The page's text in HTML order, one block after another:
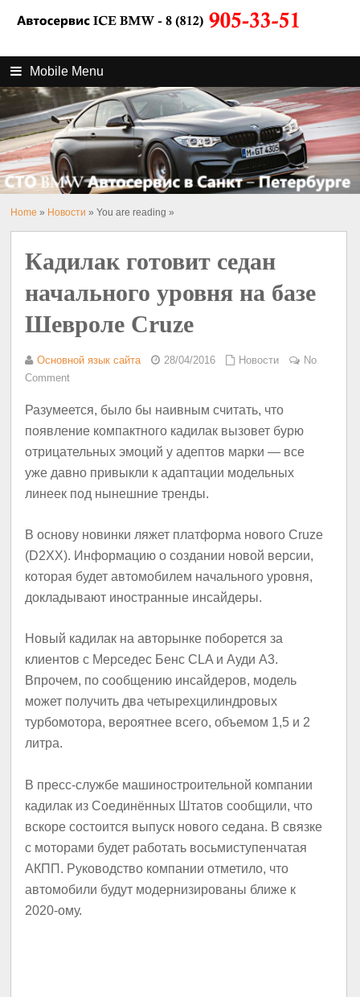
Mobile Menu
Home » Новости » You are reading »
Кадилак готовит седан
начального уровня на базе
Шевроле Cruze
Основной язык сайта 28/04/2016 Новости
No
Comment
Разумеется, было бы наивным считать, что
появление компактного кадилак вызовет бурю
отрицательных эмоций у адептов марки — все
уже давно привыкли к адаптации модельных
линеек под нынешние тренды.
В основу новинки ляжет платформа нового Cruze
(D2XX). Информацию о создании новой версии,
которая будет автомобилем начального уровня,
докладывают иностранные инсайдеры.
Новый кадилак на авторынке поборется за
клиентов с Мерседес Бенс CLA и Ауди A3.
Впрочем, по сообщению инсайдеров, модель
может получить два четырехцилиндровых
турбомотора, вероятнее всего, объемом 1,5 и 2
литра.
В пресс-службе машиностроительной компании
кадилак из Соединённых Штатов сообщили, что
вскоре состоится выпуск нового седана. В связке
с моторами будет работать восьмиступенчатая
АКПП. Руководство компании отметило, что
автомобили будут модернизированы ближе к
2020-ому.